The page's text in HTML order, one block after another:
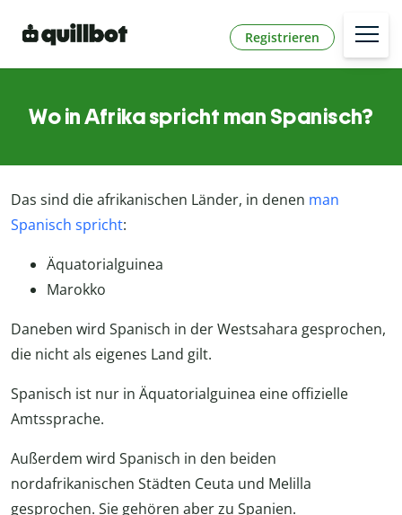
Registrieren
Wo in Afrika spricht man Spanisch?
Das sind die afrikanischen Länder, in denen man
Spanisch spricht:
Äquatorialguinea
Marokko
Daneben wird Spanisch in der Westsahara gesprochen,
die nicht als eigenes Land gilt.
Spanisch ist nur in Äquatorialguinea eine offizielle
Amtssprache.
Außerdem wird Spanisch in den beiden
nordafrikanischen Städten Ceuta und Melilla
gesprochen. Sie gehören aber zu Spanien.